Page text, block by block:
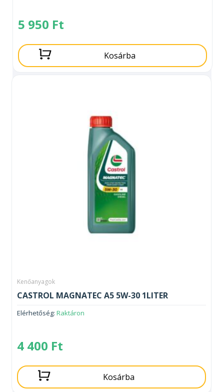
5 950 Ft
Kosárba
Kenőanyagok
CASTROL MAGNATEC A5 5W-30 1LITER
Elérhetőség: Raktáron
4 400 Ft
Kosárba